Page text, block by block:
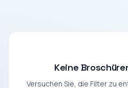
Keine
Versuchen Sie, die Filter zu